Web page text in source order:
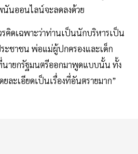
นออนไลน์จะลดลงด้วย
รคิดเฉพาะว่าท่านเป็นนักบริหารเป็น
ะชาชน พ่อแม่ผู้ปกครองและเด็ก
นายกรัฐมนตรีออกมาพูดแบบนั้น ทั้ง
ยละเอียดเป็นเรื่องที่อันตรายมาก”